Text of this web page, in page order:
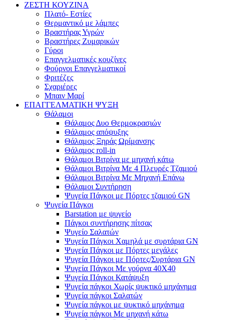
ΖΕΣΤΗ ΚΟΥΖΙΝΑ
Πλατό- Εστίες
Θερμαντικό με λάμπες
Βραστήρας Υγρών
Βραστήρες Ζυμαρικών
Γύροι
Επαγγελματικές κουζίνες
Φούρνοι Επαγγελματικοί
Φριτέζες
Σχαριέρες
Μπαιν Μαρί
ΕΠΑΓΓΕΛΜΑΤΙΚΗ ΨΥΞΗ
Θάλαμοι
Θάλαμος Δυο Θερμοκρασιών
Θάλαμος απόψυξης
Θάλαμος Ξηράς Ωρίμανσης
Θάλαμος roll-in
Θάλαμοι Βιτρίνα με μηχανή κάτω
Θάλαμοι Βιτρίνα Με 4 Πλευρές Τζαμιού
Θάλαμοι Βιτρίνα Με Μηχανή Επάνω
Θάλαμοι Συντήρηση
Ψυγεία Πάγκοι με Πόρτες τζαμιού GN
Ψυγεία Πάγκοι
Barstation με ψυγείο
Πάγκοι συντήρησης πίτσας
Ψυγείο Σαλατών
Ψυγεία Πάγκοι Χαμηλά με συρτάρια GN
Ψυγεία Πάγκοι με Πόρτες μεγάλες
Ψυγεία Πάγκοι με Πόρτες/Συρτάρια GN
Ψυγεία Πάγκοι Με γούρνα 40Χ40
Ψυγεία Πάγκοι Κατάψυξη
Ψυγεία πάγκοι Χωρίς ψυκτικό μηχάνημα
Ψυγεία πάγκοι Σαλατών
Ψυγεία πάγκοι με ψυκτικό μηχάνημα
Ψυγεία πάγκοι Με μηχανή κάτω